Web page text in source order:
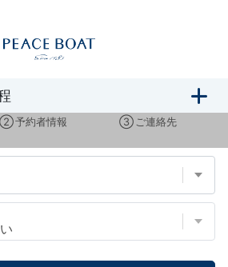
説明会のご予約
②予約者情報 ③ ご連絡先